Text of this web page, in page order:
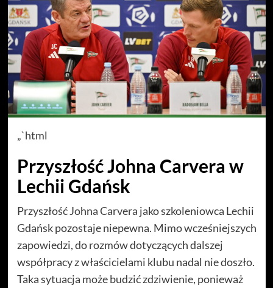
„`html
Przyszłość Johna Carvera w
Lechii Gdańsk
Przyszłość Johna Carvera jako szkoleniowca Lechii
Gdańsk pozostaje niepewna. Mimo wcześniejszych
zapowiedzi, do rozmów dotyczących dalszej
współpracy z właścicielami klubu nadal nie doszło.
Taka sytuacja może budzić zdziwienie, ponieważ